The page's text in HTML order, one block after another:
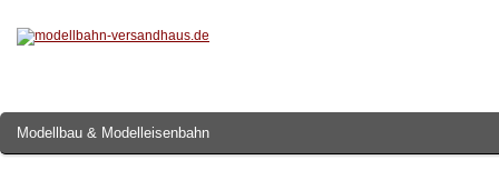
Modellbau & Modelleisenbahn